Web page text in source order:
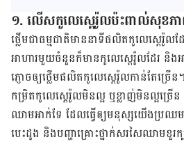
១. លើស​កូលេស្តេរ៉ូល​ប៉ះពាល់​សុខ​ភ
ថ្លើម​ជា​ធម្មជាតិ​មាន​នាទី​ផលិត​កូលេស្តេរ៉ូល​ដ
អាហារ​មួយ​ចំនួន​ក៏​មាន​កូលេស្តេរ៉ូល​ដែរ និ
ភ្ញោច​ឲ្យ​ថ្លើម​ផលិត​កូលេស្តេរ៉ូល​កាន់​តែ​ច្រើន​។
កម្រិត​កូលេស្តេរ៉ូល​មិន​ល្អ ឬ​ខ្លាញ់មិន​ល្អ​ច្រើ
ឈាម​អាក់ទែ ដែល​ធ្វើ​ឲ្យ​មនុស្ស​យើង​ប្រឈ
បេះដូង និង​បញ្ហាគ្រោះថ្នាក់​​សរសៃឈាម​ខួរ​